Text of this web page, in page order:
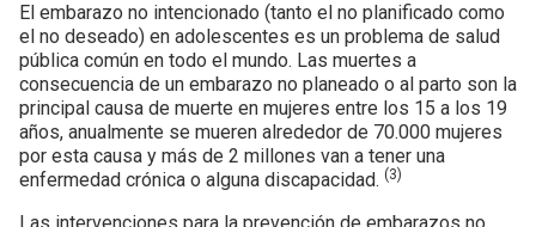
Today Condoms Sin lubricar
Today Condoms Lubricado
Chancroide infección de transmisión sexual
¿Sabías que la eyaculación femenina existe?
El punto G de los hombres
El embarazo no intencionado (tanto el no planificado como
el no deseado) en adolescentes es un problema de salud
pública común en todo el mundo. Las muertes a
consecuencia de un embarazo no planeado o al parto son la
principal causa de muerte en mujeres entre los 15 a los 19
años, anualmente se mueren alrededor de 70.000 mujeres
por esta causa y más de 2 millones van a tener una
enfermedad crónica o alguna discapacidad. (3)